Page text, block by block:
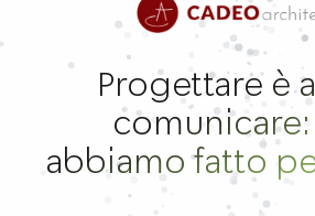
Progettare è
abbiamo fatto